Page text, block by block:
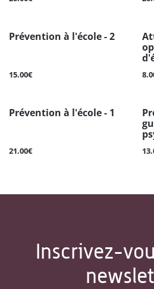
Prévention à l'école - 2
15.00€
Prévention à l'école - 1
21.00€
Inscrivez-